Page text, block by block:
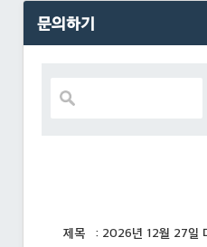
문의하기
제목 : 2026년 12월 27일